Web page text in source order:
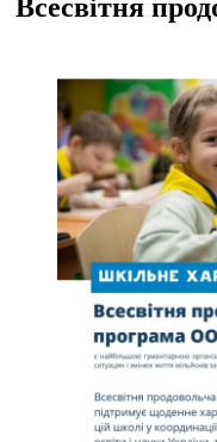
Всесвітня